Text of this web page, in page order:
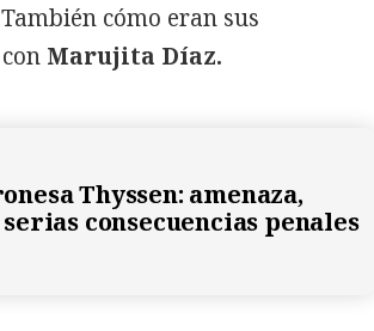
También cómo eran sus
Marujita Díaz.
Thyssen: amenaza,
consecuencias penales